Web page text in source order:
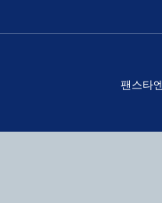
팬스타